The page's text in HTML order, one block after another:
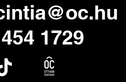
1729